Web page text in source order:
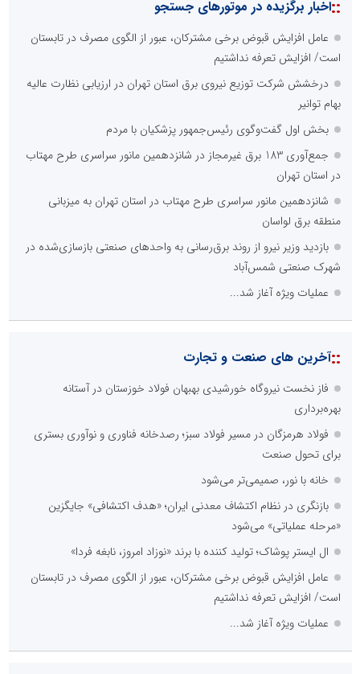
::اخبار برگزیده در موتورهای جستجو
عامل افزایش قبوض برخی مشترکان، عبور از الگوی مصرف در تابستان
است/ افزایش تعرفه نداشتیم
درخشش شرکت توزیع نیروی برق استان تهران در ارزیابی نظارت عالیه
بهام توانیر
بخش اول گفت‌وگوی رئیس‌جمهور پزشکیان با مردم
جمع‌آوری 183 برق غیرمجاز در شانزدهمین مانور سراسری طرح مهتاب
در استان تهران
شانزدهمین مانور سراسری طرح مهتاب در استان تهران به میزبانی
منطقه برق لواسان
بازدید وزیر نیرو از روند برق‌رسانی به واحدهای صنعتی بازسازی‌شده در
شهرک صنعتی شمس‌آباد
عملیات ویژه آغاز شد...
::آخرین های صنعت و تجارت
فاز نخست نیروگاه خورشیدی بهبهان فولاد خوزستان در آستانه
بهره‌برداری
فولاد هرمزگان در مسیر فولاد سبز؛ رصدخانه فناوری و نوآوری بستری
برای تحول صنعت
خانه با نور، صمیمی‌تر می‌شود
بازنگری در نظام اکتشاف معدنی ایران؛ «هدف اکتشافی» جایگزین
«مرحله عملیاتی» می‌شود
ال ایستر پوشاک؛ تولید کننده با برند «نوزاد امروز، نابغه فردا»
عامل افزایش قبوض برخی مشترکان، عبور از الگوی مصرف در تابستان
است/ افزایش تعرفه نداشتیم
عملیات ویژه آغاز شد...